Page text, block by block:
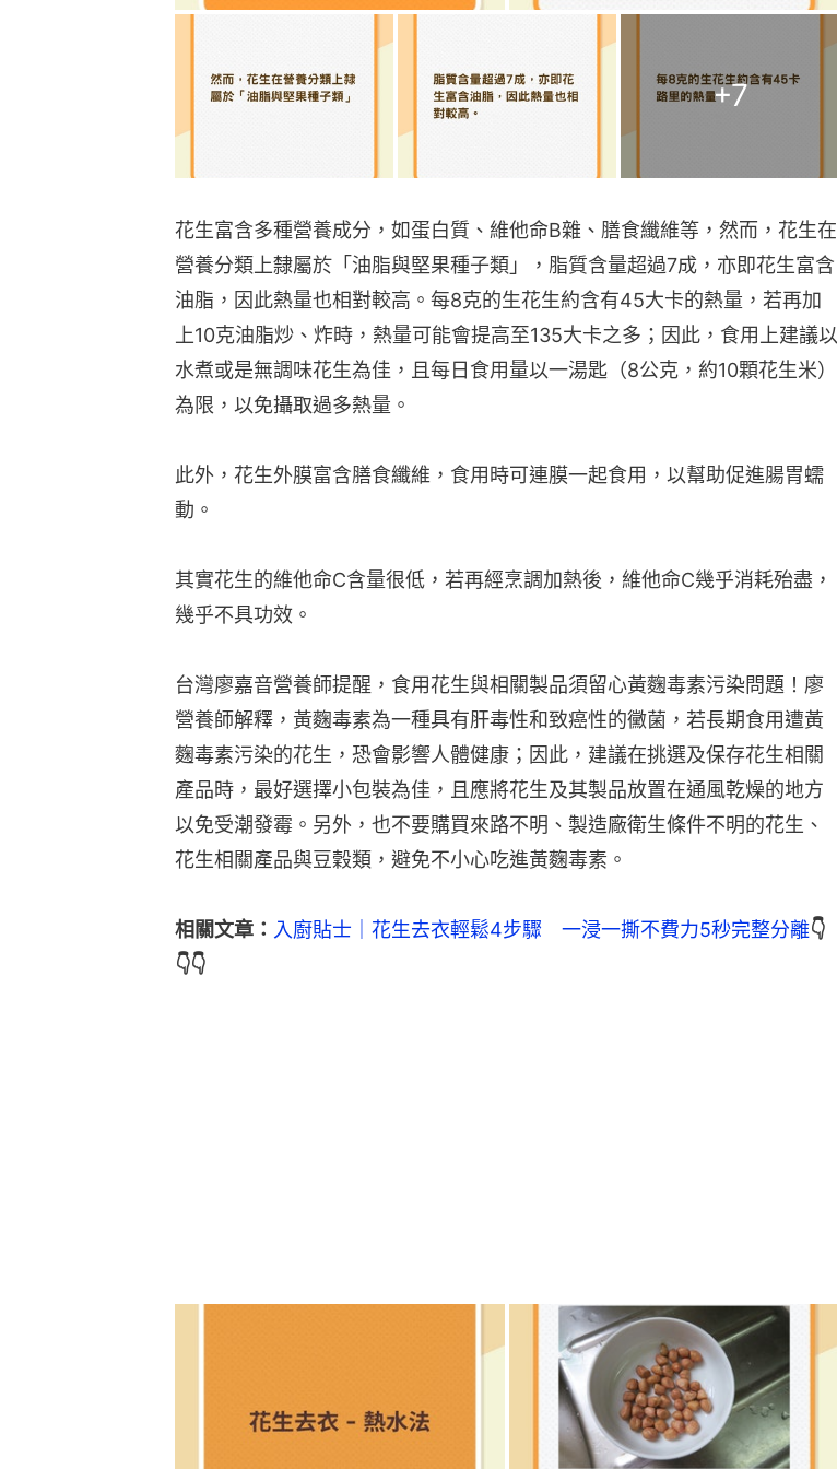
+7
花生富含多種營養成分，如蛋白質、維他命B雜、膳食纖維等，然而，花生在
營養分類上隸屬於「油脂與堅果種子類」，脂質含量超過7成，亦即花生富含
油脂，因此熱量也相對較高。每8克的生花生約含有45大卡的熱量，若再加
上10克油脂炒、炸時，熱量可能會提高至135大卡之多；因此，食用上建議以
水煮或是無調味花生為佳，且每日食用量以一湯匙（8公克，約10顆花生米）
為限，以免攝取過多熱量。
此外，花生外膜富含膳食纖維，食用時可連膜一起食用，以幫助促進腸胃蠕
動。
其實花生的維他命C含量很低，若再經烹調加熱後，維他命C幾乎消耗殆盡，
幾乎不具功效。
台灣廖嘉音營養師提醒，食用花生與相關製品須留心黃麴毒素污染問題！廖
營養師解釋，黃麴毒素為一種具有肝毒性和致癌性的黴菌，若長期食用遭黃
麴毒素污染的花生，恐會影響人體健康；因此，建議在挑選及保存花生相關
產品時，最好選擇小包裝為佳，且應將花生及其製品放置在通風乾燥的地方
以免受潮發霉。另外，也不要購買來路不明、製造廠衛生條件不明的花生、
花生相關產品與豆穀類，避免不小心吃進黃麴毒素。
相關文章： 入廚貼士｜花生去衣輕鬆4步驟　一浸一撕不費力5秒完整分離👇
👇👇